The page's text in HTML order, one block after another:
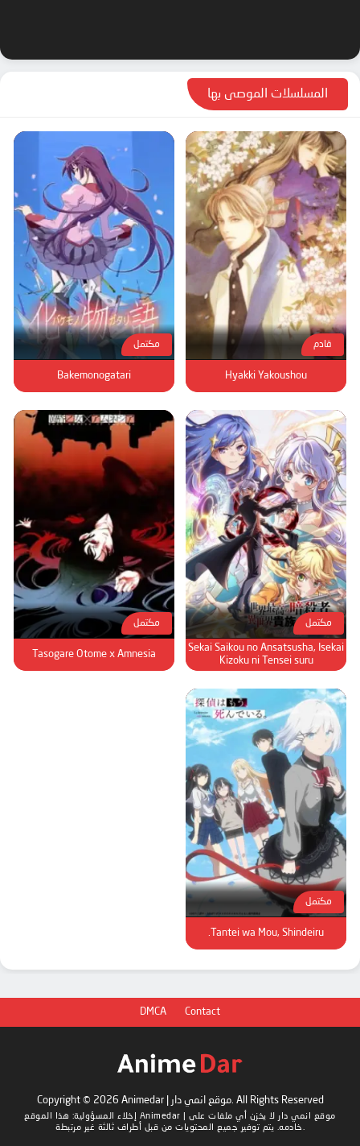
المسلسلات الموصى بها
قادم
Hyakki Yakoushou
مكتمل
Bakemonogatari
مكتمل
Sekai Saikou no Ansatsusha, Isekai
Kizoku ni Tensei suru
مكتمل
Tasogare Otome x Amnesia
مكتمل
Tantei wa Mou, Shindeiru.
DMCA Contact
Copyright © 2026 Animedar | موقع انمي دار. All Rights Reserved
Animedar | موقع انمي دار لا يخزن أي ملفات على
خادمه. يتم توفير جميع المحتويات من قبل أطراف ثالثة غير مرتبطة.